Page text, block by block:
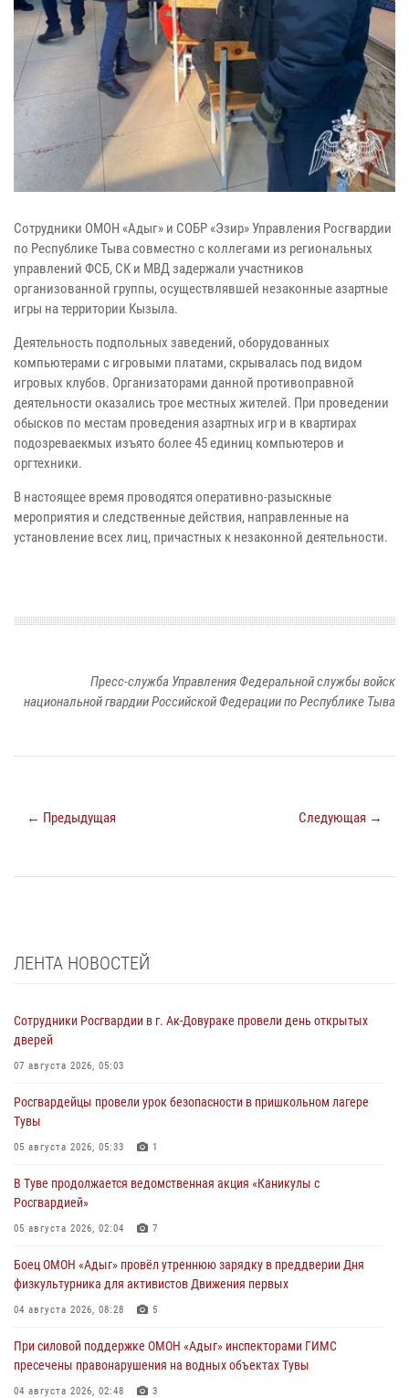
Сотрудники ОМОН «Адыг» и СОБР «Эзир» Управления Росгвардии
по Республике Тыва совместно с коллегами из региональных
управлений ФСБ, СК и МВД задержали участников
организованной группы, осуществлявшей незаконные азартные
игры на территории Кызыла.
Деятельность подпольных заведений, оборудованных
компьютерами с игровыми платами, скрывалась под видом
игровых клубов. Организаторами данной противоправной
деятельности оказались трое местных жителей. При проведении
обысков по местам проведения азартных игр и в квартирах
подозреваекмых изъято более 45 единиц компьютеров и
оргтехники.
В настоящее время проводятся оперативно-разыскные
мероприятия и следственные действия, направленные на
установление всех лиц, причастных к незаконной деятельности.
Пресс-служба Управления Федеральной службы войск
национальной гвардии Российской Федерации по Республике Тыва
← Предыдущая Следующая →
ЛЕНТА НОВОСТЕЙ
Сотрудники Росгвардии в г. Ак-Довураке провели день открытых
дверей
07 августа 2026, 05:03
Росгвардейцы провели урок безопасности в пришкольном лагере
Тувы
05 августа 2026, 05:33 1
В Туве продолжается ведомственная акция «Каникулы с
Росгвардией»
05 августа 2026, 02:04 7
Боец ОМОН «Адыг» провёл утреннюю зарядку в преддверии Дня
физкультурника для активистов Движения первых
04 августа 2026, 08:28 5
При силовой поддержке ОМОН «Адыг» инспекторами ГИМС
пресечены правонарушения на водных объектах Тувы
04 августа 2026, 02:48 3